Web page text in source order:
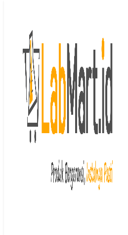
Beranda /Mikrobiologi
Medium
Agar Bubuk
/ Naphthalene, Hi-LR
500 gr HIMEDIA
Last price updated on Oktober 20, 2025
Naphthalene, Hi-
LR 500 gr